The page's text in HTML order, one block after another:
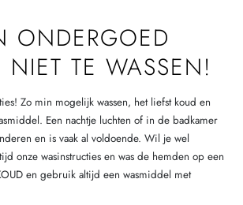
ONDERGOED
NIET TE WASSEN!
Zo min mogelijk wassen, het liefst koud en
Een nachtje luchten of in de badkamer
en is vaak al voldoende. Wil je wel
onze wasinstructies en was de hemden op een
en gebruik altijd een wasmiddel met